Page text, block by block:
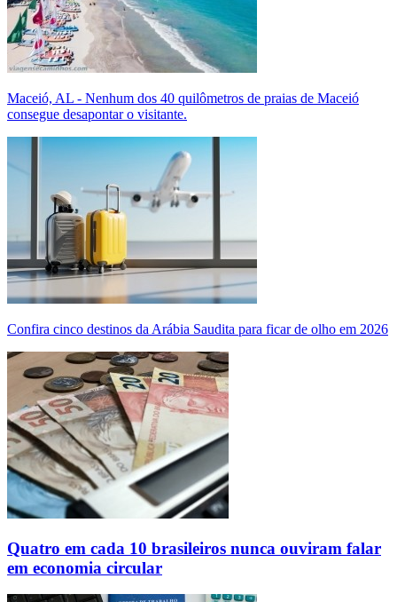
Maceió, AL - Nenhum dos 40 quilômetros de praias de Maceió
consegue desapontar o visitante.
Confira cinco destinos da Arábia Saudita para ficar de olho em 2026
Quatro em cada 10 brasileiros nunca ouviram falar
em economia circular